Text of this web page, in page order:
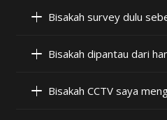
Bisakah survey dulu
Bisakah dipantau dari
Bisakah CCTV saya